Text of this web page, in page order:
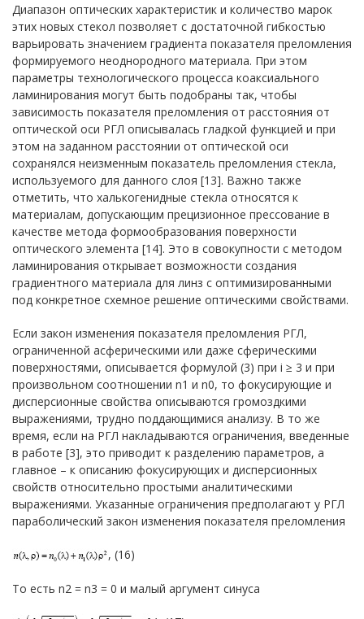
Диапазон оптических характеристик и количество марок
этих новых стекол позволяет с достаточной гибкостью
варьировать значением градиента показателя преломления
формируемого неоднородного материала. При этом
параметры технологического процесса коаксиального
ламинирования могут быть подобраны так, чтобы
зависимость показателя преломления от расстояния от
оптической оси РГЛ описывалась гладкой функцией и при
этом на заданном расстоянии от оптической оси
сохранялся неизменным показатель преломления стекла,
используемого для данного слоя [13]. Важно также
отметить, что халькогенидные стекла относятся к
материалам, допускающим прецизионное прессование в
качестве метода формообразования поверхности
оптического элемента [14]. Это в совокупности с методом
ламинирования открывает возможности создания
градиентного материала для линз с оптимизированными
под конкретное схемное решение оптическими свойствами.
Если закон изменения показателя преломления РГЛ,
ограниченной асферическими или даже сферическими
поверхностями, описывается формулой (3) при i ≥ 3 и при
произвольном соотношении n1 и n0, то фокусирующие и
дисперсионные свойства описываются громоздкими
выражениями, трудно поддающимися анализу. В то же
время, если на РГЛ накладываются ограничения, введенные
в работе [3], это приводит к разделению параметров, а
главное – к описанию фокусирующих и дисперсионных
свойств относительно простыми аналитическими
выражениями. Указанные ограничения предполагают у РГЛ
параболический закон изменения показателя преломления
, (16)
То есть n2 = n3 = 0 и малый аргумент синуса